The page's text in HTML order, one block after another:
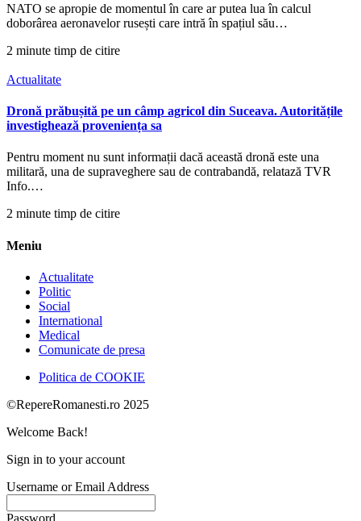
NATO se apropie de momentul în care ar putea lua în calcul
doborârea aeronavelor rusești care intră în spațiul său…
2 minute timp de citire
Actualitate
Dronă prăbușită pe un câmp agricol din Suceava. Autoritățile
investighează proveniența sa
Pentru moment nu sunt informații dacă această dronă este una
militară, una de supraveghere sau de contrabandă, relatază TVR
Info.…
2 minute timp de citire
Meniu
Actualitate
Politic
Social
International
Medical
Comunicate de presa
Politica de COOKIE
©RepereRomanesti.ro 2025
Welcome Back!
Sign in to your account
Username or Email Address
Password